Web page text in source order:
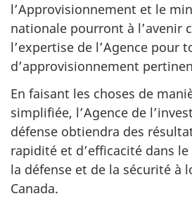
l’Approvisionnement et le
nationale pourront à l’avenir
l’expertise de l’Agence pour
d’approvisionnement
En faisant les choses de
simplifiée, l’Agence de
défense obtiendra des
rapidité et d’efficacité dans
la défense et de la sécurité à
Canada.